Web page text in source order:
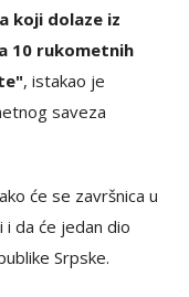
koji dolaze iz
10 rukometnih
, istakao je
saveza
će se završnica u
i da će jedan dio
Srpske.